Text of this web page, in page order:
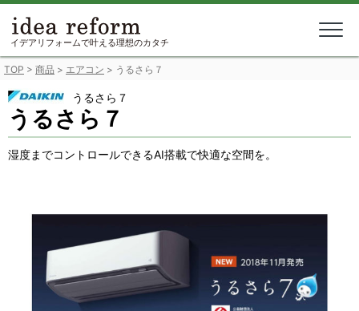
Skip
content
イデアリフォームで叶える理想のカタチ
TOP > 商品 > エアコン > うるさら７
うるさら７
うるさら７
湿度までコントロールできるAI搭載で快適な空間を。